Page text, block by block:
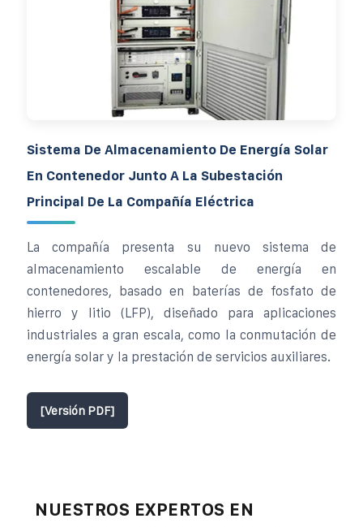
Sistema De Almacenamiento De Energía Solar
En Contenedor Junto A La Subestación
Principal De La Compañía Eléctrica
La compañía presenta su nuevo sistema de
almacenamiento escalable de energía en
contenedores, basado en baterías de fosfato de
hierro y litio (LFP), diseñado para aplicaciones
industriales a gran escala, como la conmutación de
energía solar y la prestación de servicios auxiliares.
[Versión PDF]
NUESTROS EXPERTOS EN